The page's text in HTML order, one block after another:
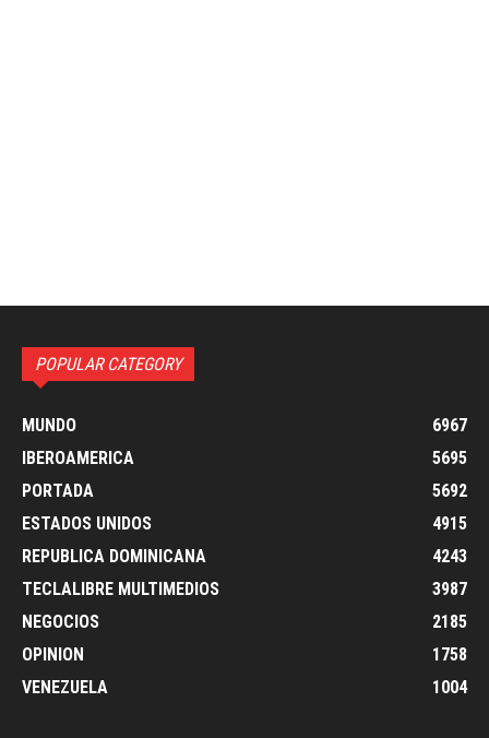
POPULAR CATEGORY
MUNDO
6967
IBEROAMERICA
5695
PORTADA
5692
ESTADOS UNIDOS
4915
REPUBLICA DOMINICANA
4243
TECLALIBRE MULTIMEDIOS
3987
NEGOCIOS
2185
OPINION
1758
VENEZUELA
1004